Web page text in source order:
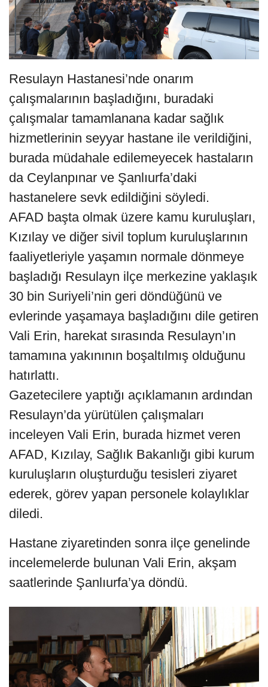
Resulayn Hastanesi’nde onarım
çalışmalarının başladığını, buradaki
çalışmalar tamamlanana kadar sağlık
hizmetlerinin seyyar hastane ile verildiğini,
burada müdahale edilemeyecek hastaların
da Ceylanpınar ve Şanlıurfa’daki
hastanelere sevk edildiğini söyledi.
AFAD başta olmak üzere kamu kuruluşları,
Kızılay ve diğer sivil toplum kuruluşlarının
faaliyetleriyle yaşamın normale dönmeye
başladığı Resulayn ilçe merkezine yaklaşık
30 bin Suriyeli’nin geri döndüğünü ve
evlerinde yaşamaya başladığını dile getiren
Vali Erin, harekat sırasında Resulayn’ın
tamamına yakınının boşaltılmış olduğunu
hatırlattı.
Gazetecilere yaptığı açıklamanın ardından
Resulayn’da yürütülen çalışmaları
inceleyen Vali Erin, burada hizmet veren
AFAD, Kızılay, Sağlık Bakanlığı gibi kurum
kuruluşların oluşturduğu tesisleri ziyaret
ederek, görev yapan personele kolaylıklar
diledi.
Hastane ziyaretinden sonra ilçe genelinde
incelemelerde bulunan Vali Erin, akşam
saatlerinde Şanlıurfa’ya döndü.